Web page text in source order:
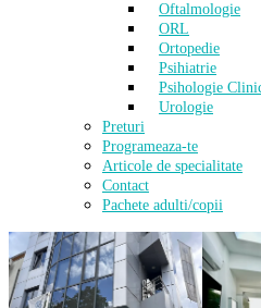
Oftalmologie
ORL
Ortopedie
Psihiatrie
Psihologie
Urologie
Preturi
Programeaza-te
Articole de specialitate
Contact
Pachete adulti/copii